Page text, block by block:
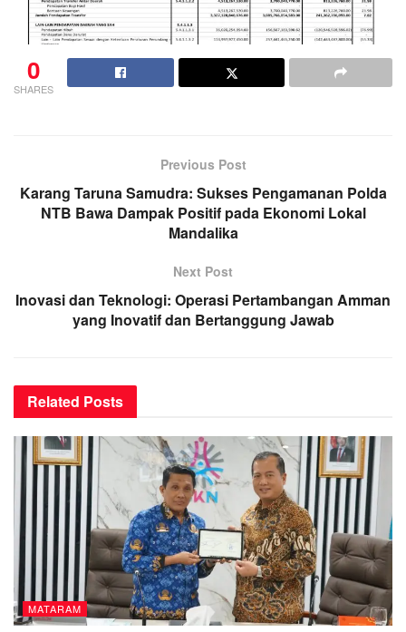
0
SHARES
Previous Post
Karang Taruna Samudra: Sukses Pengamanan Polda
NTB Bawa Dampak Positif pada Ekonomi Lokal
Mandalika
Next Post
Inovasi dan Teknologi: Operasi Pertambangan Amman
yang Inovatif dan Bertanggung Jawab
Related Posts
MATARAM